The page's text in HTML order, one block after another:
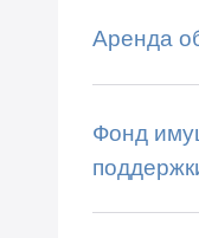
Аренда
Фонд